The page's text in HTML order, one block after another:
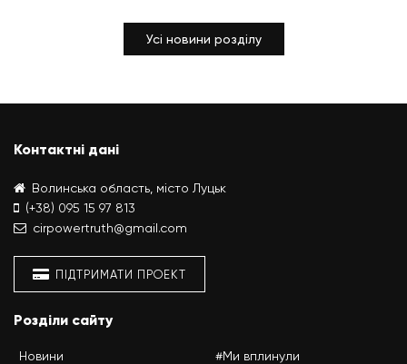
Усі новини розділу
Контактні дані
Волинська область, місто Луцьк
(+38) 095 15 97 813
cirpowertruth@gmail.com
ПІДТРИМАТИ ПРОЕКТ
Розділи сайту
Новини
#Ми вплинули